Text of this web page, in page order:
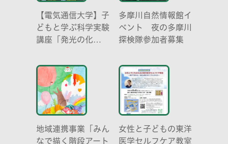
【電気通信大学】子
どもと学ぶ科学実験
講座「発光の化
い光-」
多摩川自然情報館イ
ベント 夜の多摩川
探検隊参加者募集
地域連携事業「みん
なで描く階段アート
女性と子どもの東洋
医学セルフケア教室